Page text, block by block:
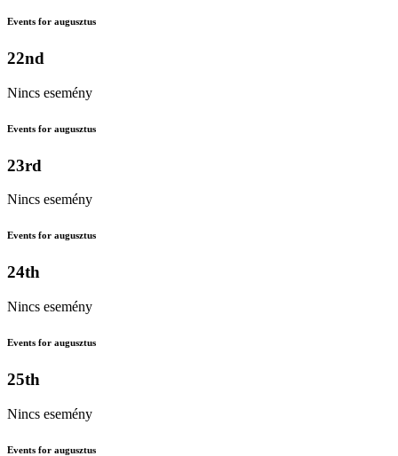
Events for augusztus
22nd
Nincs esemény
Events for augusztus
23rd
Nincs esemény
Events for augusztus
24th
Nincs esemény
Events for augusztus
25th
Nincs esemény
Events for augusztus